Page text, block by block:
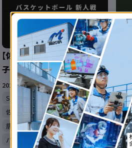
【佐賀 バスケ 新人戦 速報】 男
子 決勝リーグ2日目 結果
2026/1/25 9:55:07
SSPフレッシュシリーズ
佐賀北高校
佐賀東高校
唐津工業高校
唐津東高校
バスケットボール
【
報
25
佐
鳥